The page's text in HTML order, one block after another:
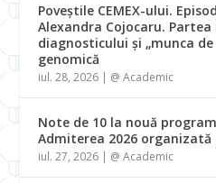
Poveștile CEMEX-ului.
Alexandra Cojocaru. Partea
diagnosticului și „munca
genomică
iul. 28, 2026 | @ Academic
Note de 10 la nouă
Admiterea 2026 organizată
iul. 27, 2026 | @ Academic